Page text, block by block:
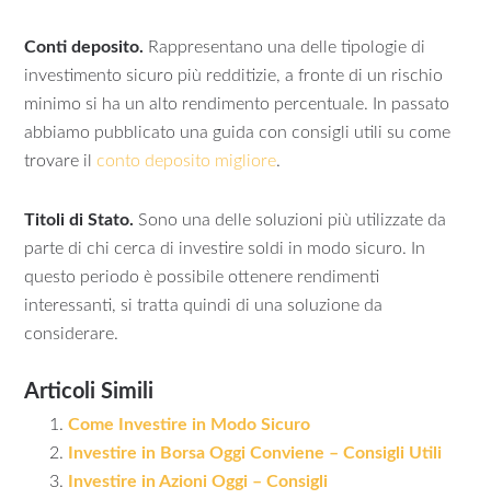
Conti deposito. Rappresentano una delle tipologie di
investimento sicuro più redditizie, a fronte di un rischio
minimo si ha un alto rendimento percentuale. In passato
abbiamo pubblicato una guida con consigli utili su come
trovare il conto deposito migliore.
Titoli di Stato. Sono una delle soluzioni più utilizzate da
parte di chi cerca di investire soldi in modo sicuro. In
questo periodo è possibile ottenere rendimenti
interessanti, si tratta quindi di una soluzione da
considerare.
Articoli Simili
Come Investire in Modo Sicuro
Investire in Borsa Oggi Conviene – Consigli Utili
Investire in Azioni Oggi – Consigli